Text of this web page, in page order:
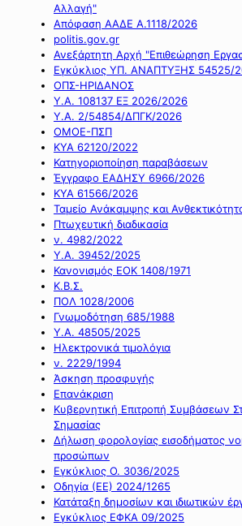
Αλλαγή"
Απόφαση ΑΑΔΕ Α.1118/2026
politis.gov.gr
Ανεξάρτητη Αρχή "Επιθεώρηση
Εγκύκλιος ΥΠ. ΑΝΑΠΤΥΞΗΣ 54525/
ΟΠΣ-ΗΡΙΔΑΝΟΣ
Υ.Α. 108137 ΕΞ 2026/2026
Υ.Α. 2/54854/ΔΠΓΚ/2026
ΟΜΟΕ-ΠΣΠ
ΚΥΑ 62120/2022
Κατηγοριοποίηση παραβάσεων
Έγγραφο ΕΑΔΗΣΥ 6966/2026
ΚΥΑ 61566/2026
Ταμείο Ανάκαμψης και
Πτωχευτική διαδικασία
ν. 4982/2022
Υ.Α. 39452/2025
Κανονισμός ΕΟΚ 1408/1971
Κ.Β.Σ.
ΠΟΛ 1028/2006
Γνωμοδότηση 685/1988
Υ.Α. 48505/2025
Ηλεκτρονικά τιμολόγια
ν. 2229/1994
Άσκηση προσφυγής
Επανάκριση
Κυβερνητική Επιτροπή Συμβάσεων
Σημασίας
Δήλωση φορολογίας εισοδήματος
προσώπων
Εγκύκλιος Ο. 3036/2025
Οδηγία (ΕΕ) 2024/1265
Κατάταξη δημοσίων και ιδιωτικών
Εγκύκλιος ΕΦΚΑ 09/2025